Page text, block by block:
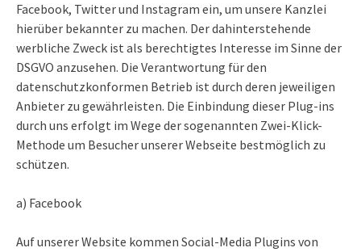
Facebook, Twitter und Instagram ein, um unsere Kanzlei
hierüber bekannter zu machen. Der dahinterstehende
werbliche Zweck ist als berechtigtes Interesse im Sinne der
DSGVO anzusehen. Die Verantwortung für den
datenschutzkonformen Betrieb ist durch deren jeweiligen
Anbieter zu gewährleisten. Die Einbindung dieser Plug-ins
durch uns erfolgt im Wege der sogenannten Zwei-Klick-
Methode um Besucher unserer Webseite bestmöglich zu
schützen.
a) Facebook
Auf unserer Website kommen Social-Media Plugins von